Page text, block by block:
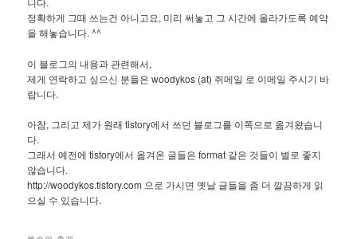
정확하게 그때 쓰는건 아니고요, 미리 써놓고 그 시간에 올라가도록 예약
을 해놓습니다. ^^
이 블로그의 내용과 관련해서,
제게 연락하고 싶으신 분들은 woodykos (at) 쥐메일 로 이메일 주시기 바
랍니다.
아참, 그리고 제가 원래 tistory에서 쓰던 블로그를 이쪽으로 옮겨왔습니
다.
그래서 예전에 tistory에서 옮겨온 글들은 format 같은 것들이 별로 좋지
않습니다.
http://woodykos.tistory.com 으로 가시면 옛날 글들을 좀 더 깔끔하게 읽
으실 수 있습니다.